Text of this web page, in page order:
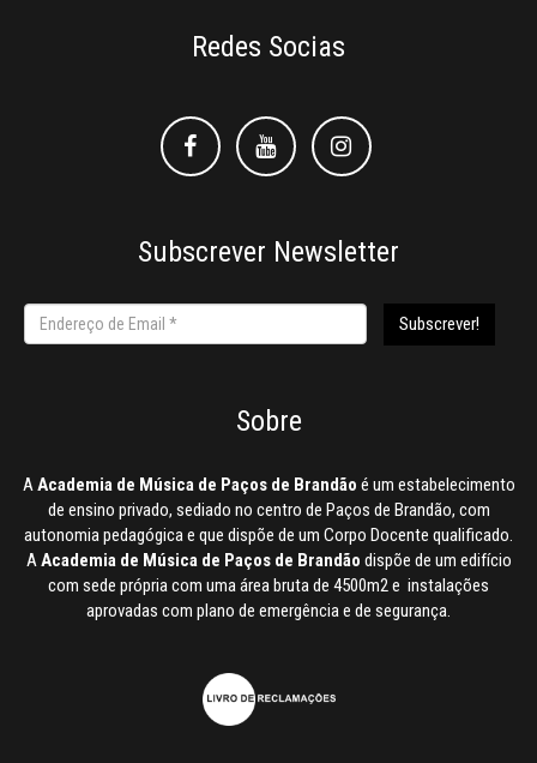
Redes Socias
FacebookFacebookInstagram
Subscrever Newsletter
Sobre
AAcademia de Música de Paços de Brandão é um estabelecimento
de ensino privado, sediado no centro de Paços de Brandão, com
autonomia pedagógica e que dispõe de um Corpo Docente qualificado.
AAcademia de Música de Paços de Brandão dispõe de um edifício
com sede própria com uma área bruta de 4500m2 e instalações
aprovadas com plano de emergência e de segurança.